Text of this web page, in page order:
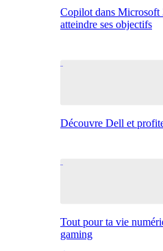
Copilot dans Microsoft
atteindre ses objectifs
Découvre Dell et
Tout pour ta vie
gaming